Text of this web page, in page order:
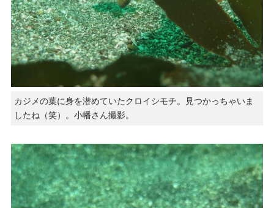
カジメの葉に身を潜めていたクロイシモチ。見つかっちゃいま
したね（笑）。小幡さん撮影。